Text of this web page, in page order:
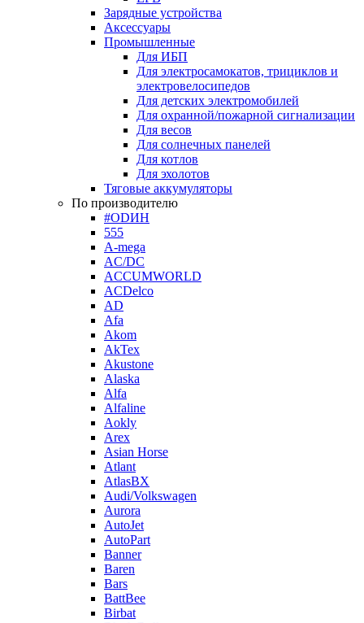
Зарядные устройства
Аксессуары
Промышленные
Для ИБП
Для электросамокатов, трициклов и
электровелосипедов
Для детских электромобилей
Для охранной/пожарной сигнализации
Для весов
Для солнечных панелей
Для котлов
Для эхолотов
Тяговые аккумуляторы
По производителю
#ODИН
555
A-mega
AC/DC
ACCUMWORLD
ACDelco
AD
Afa
Akom
AkTex
Akustone
Alaska
Alfa
Alfaline
Aokly
Arex
Asian Horse
Atlant
AtlasBX
Audi/Volkswagen
Aurora
AutoJet
AutoPart
Banner
Baren
Bars
BattBee
Birbat